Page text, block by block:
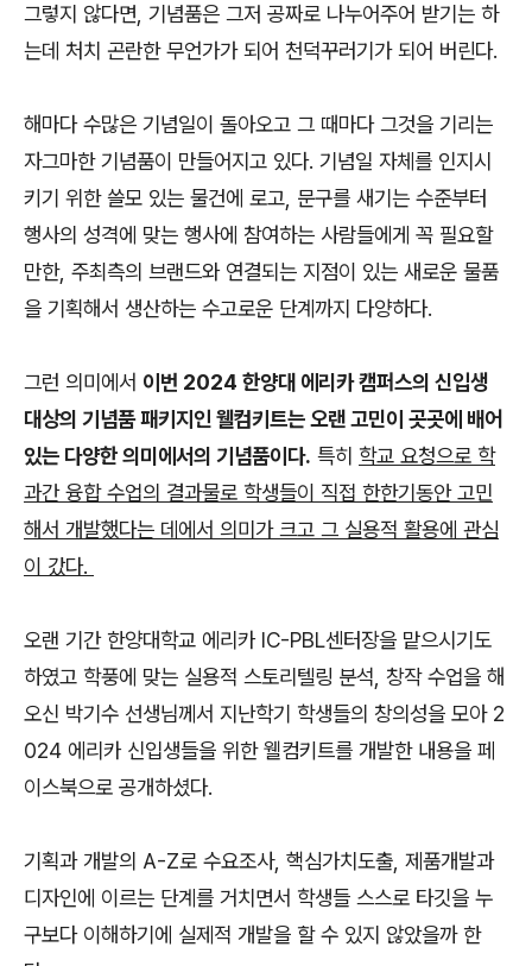
그렇지 않다면, 기념품은 그저 공짜로 나누어주어 받기는 하
는데 처치 곤란한 무언가가 되어 천덕꾸러기가 되어 버린다.
해마다 수많은 기념일이 돌아오고 그 때마다 그것을 기리는
자그마한 기념품이 만들어지고 있다. 기념일 자체를 인지시
키기 위한 쓸모 있는 물건에 로고, 문구를 새기는 수준부터
행사의 성격에 맞는 행사에 참여하는 사람들에게 꼭 필요할
만한, 주최측의 브랜드와 연결되는 지점이 있는 새로운 물품
을 기획해서 생산하는 수고로운 단계까지 다양하다.
그런 의미에서 이번 2024 한양대 에리카 캠퍼스의 신입생
대상의 기념품 패키지인 웰컴키트는 오랜 고민이 곳곳에 배어
있는 다양한 의미에서의 기념품이다. 특히 학교 요청으로 학
과간 융합 수업의 결과물로 학생들이 직접 한한기동안 고민
해서 개발했다는 데에서 의미가 크고 그 실용적 활용에 관심
이 갔다.
오랜 기간 한양대학교 에리카 IC-PBL센터장을 맡으시기도
하였고 학풍에 맞는 실용적 스토리텔링 분석, 창작 수업을 해
오신 박기수 선생님께서 지난학기 학생들의 창의성을 모아 2
024 에리카 신입생들을 위한 웰컴키트를 개발한 내용을 페
이스북으로 공개하셨다.
기획과 개발의 A-Z로 수요조사, 핵심가치도출, 제품개발과
디자인에 이르는 단계를 거치면서 학생들 스스로 타깃을 누
구보다 이해하기에 실제적 개발을 할 수 있지 않았을까 한